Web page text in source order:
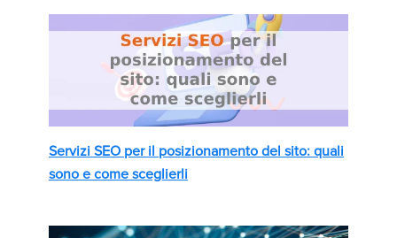
Servizi SEO per il posizionamento del sito: quali
sono e come sceglierli